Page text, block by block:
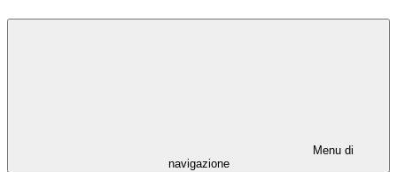
Menu di
navigazione